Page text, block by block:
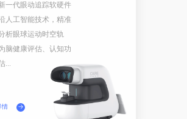
一代眼动追踪软硬件
人工智能技术，精准
析眼球运动时空轨
脑健康评估、认知功
...
情